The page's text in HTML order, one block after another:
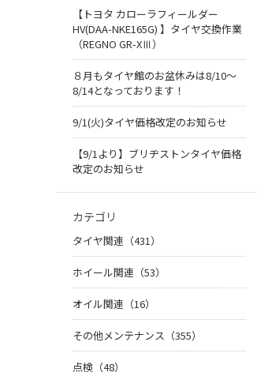
【トヨタ カローラフィールダー
HV(DAA-NKE165G) 】タイヤ交換作業
（REGNO GR-XⅢ）
８月もタイヤ館のお盆休みは8/10～
8/14となっております！
9/1(火)タイヤ価格改定のお知らせ
【9/1より】ブリヂストンタイヤ価格
改定のお知らせ
カテゴリ
タイヤ関連（431）
ホイール関連（53）
オイル関連（16）
その他メンテナンス（355）
点検（48）